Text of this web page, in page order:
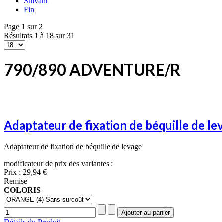
Fin
Page 1 sur 2
Résultats 1 à 18 sur 31
790/890 ADVENTURE/R
Adaptateur de fixation de béquille de
Adaptateur de fixation de béquille de levage
modificateur de prix des variantes :
Prix : 29,94 €
Remise
COLORIS